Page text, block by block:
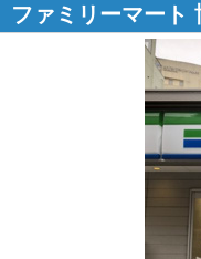
ファミリーマート